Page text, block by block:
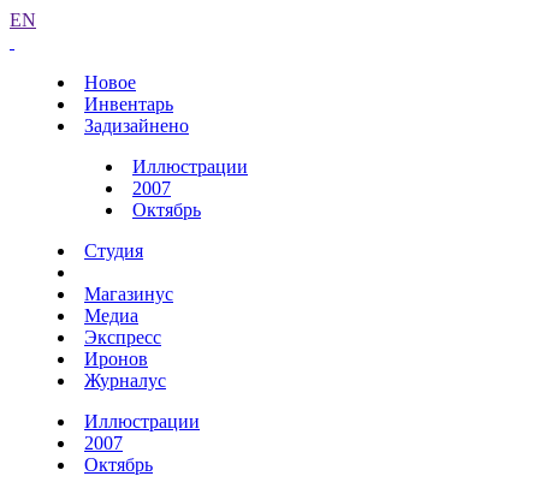
EN
Новое
Инвентарь
Задизайнено
Иллюстрации
2007
Октябрь
Студия
Магазинус
Медиа
Экспресс
Иронов
Журналус
Иллюстрации
2007
Октябрь